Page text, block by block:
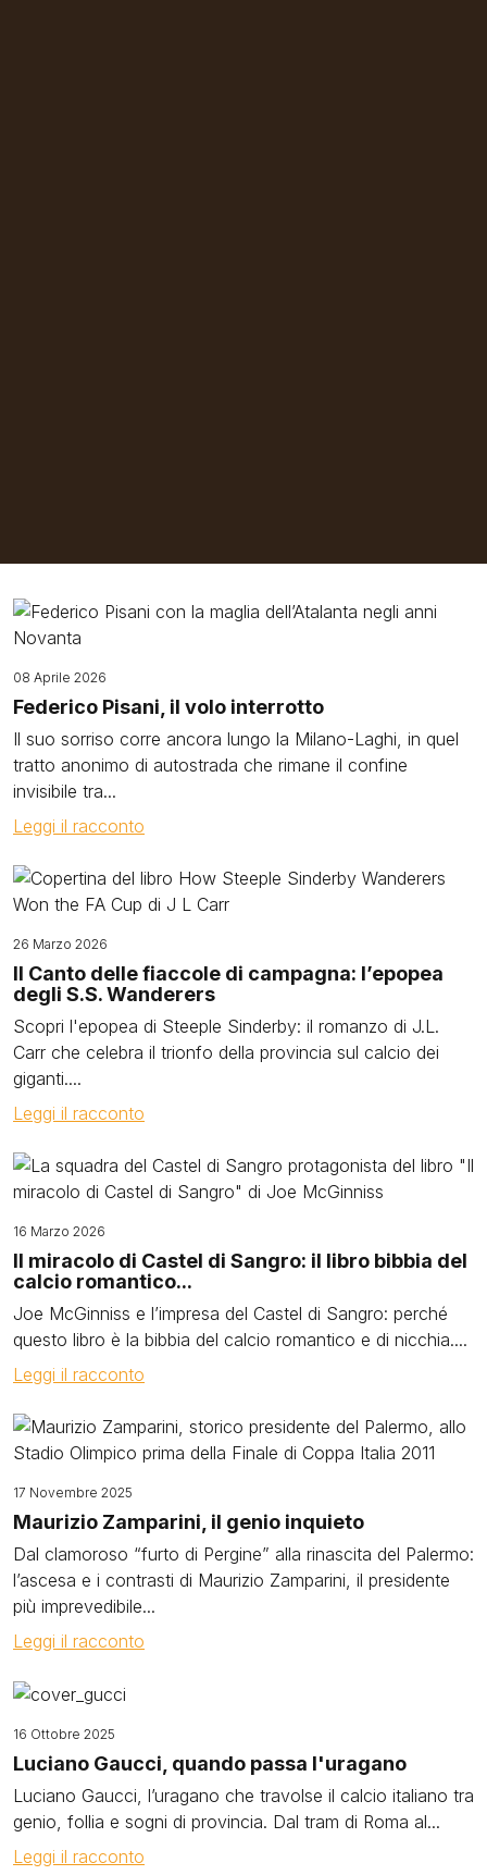
Image
08 Aprile 2026
Federico Pisani, il volo interrotto
Il suo sorriso corre ancora lungo la Milano-Laghi, in quel
tratto anonimo di autostrada che rimane il confine
invisibile tra...
Leggi il racconto
Image
26 Marzo 2026
Il Canto delle fiaccole di campagna: l’epopea
degli S.S. Wanderers
Scopri l'epopea di Steeple Sinderby: il romanzo di J.L.
Carr che celebra il trionfo della provincia sul calcio dei
giganti....
Leggi il racconto
Image
16 Marzo 2026
Il miracolo di Castel di Sangro: il libro bibbia del
calcio romantico...
Joe McGinniss e l’impresa del Castel di Sangro: perché
questo libro è la bibbia del calcio romantico e di nicchia....
Leggi il racconto
Image
17 Novembre 2025
Maurizio Zamparini, il genio inquieto
Dal clamoroso “furto di Pergine” alla rinascita del Palermo:
l’ascesa e i contrasti di Maurizio Zamparini, il presidente
più imprevedibile...
Leggi il racconto
Image
16 Ottobre 2025
Luciano Gaucci, quando passa l'uragano
Luciano Gaucci, l’uragano che travolse il calcio italiano tra
genio, follia e sogni di provincia. Dal tram di Roma al...
Leggi il racconto